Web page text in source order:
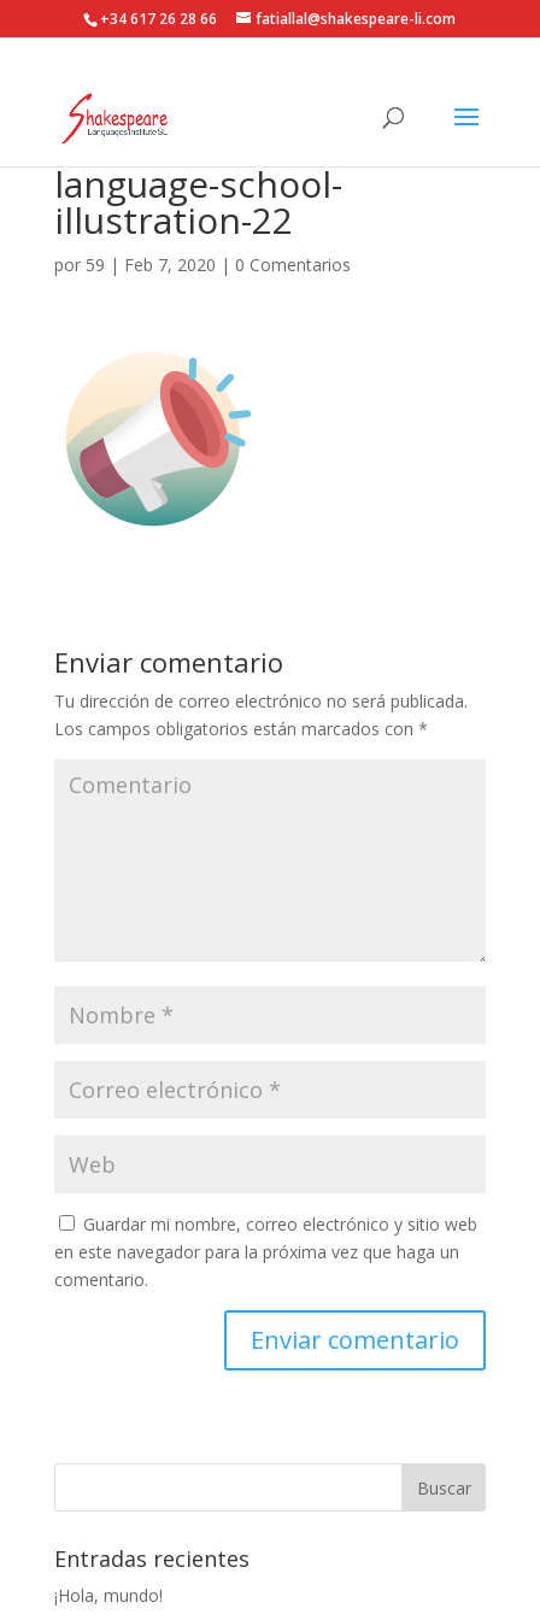
+34 617 26 28 66 fatiallal@shakespeare-li.com
language-school-
illustration-22
por 59 | Feb 7, 2020 | 0 Comentarios
Enviar comentario
Tu dirección de correo electrónico no será publicada.
Los campos obligatorios están marcados con *
Guardar mi nombre, correo electrónico y sitio web
en este navegador para la próxima vez que haga un
comentario.
Entradas recientes
¡Hola, mundo!